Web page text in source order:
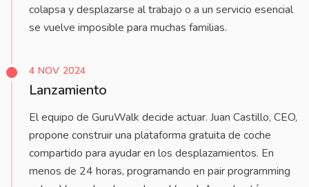
colapsa y desplazarse al trabajo o a un servicio esencial
se vuelve imposible para muchas familias.
4 NOV 2024
Lanzamiento
El equipo de GuruWalk decide actuar. Juan Castillo, CEO,
propone construir una plataforma gratuita de coche
compartido para ayudar en los desplazamientos. En
menos de 24 horas, programando en pair programming